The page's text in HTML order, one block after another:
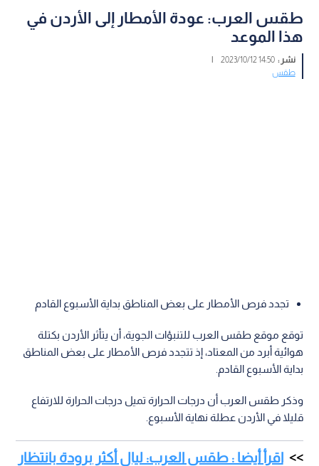
طقس العرب: عودة الأمطار إلى الأردن في
هذا الموعد
نشر :14:50 2023/10/12
|
طقس
تجدد فرص الأمطار على بعض المناطق بداية الأسبوع القادم
توقع موقع طقس العرب للتنبؤات الجوية، أن يتأثر الأردن بكتلة
هوائية أبرد من المعتاد، إذ تتجدد فرص الأمطار على بعض المناطق
بداية الأسبوع القادم.
وذكر طقس العرب أن درجات الحرارة تميل درجات الحرارة للارتفاع
قليلا في الأردن عطلة نهاية الأسبوع.
اقرأ أيضا : طقس العرب: ليال أكثر برودة بانتظار